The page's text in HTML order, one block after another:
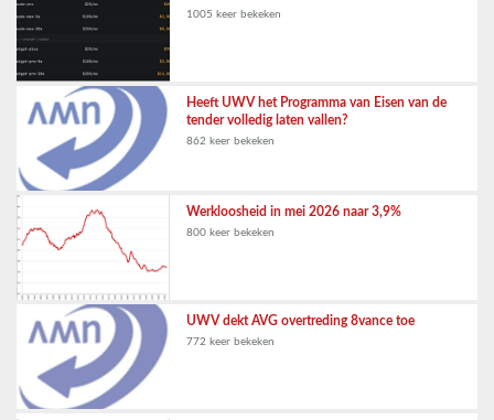
1005 keer bekeken
Heeft UWV het Programma van Eisen van de
tender volledig laten vallen?
862 keer bekeken
Werkloosheid in mei 2026 naar 3,9%
800 keer bekeken
UWV dekt AVG overtreding 8vance toe
772 keer bekeken